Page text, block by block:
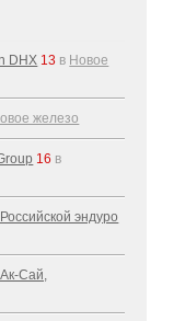
DHX 13 в Новое
железо
16 в
эндуро
Cай,